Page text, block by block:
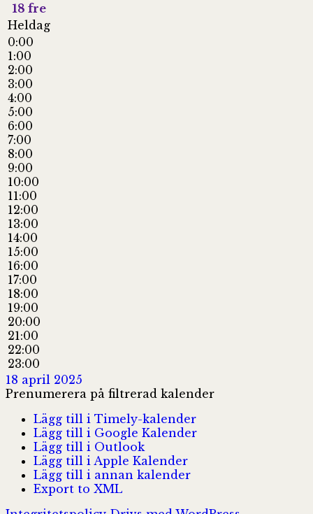
18 fre
Heldag
0:00
1:00
2:00
3:00
4:00
5:00
6:00
7:00
8:00
9:00
10:00
11:00
12:00
13:00
14:00
15:00
16:00
17:00
18:00
19:00
20:00
21:00
22:00
23:00
18 april 2025
Prenumerera på filtrerad kalender
Lägg till i Timely-kalender
Lägg till i Google Kalender
Lägg till i Outlook
Lägg till i Apple Kalender
Lägg till i annan kalender
Export to XML